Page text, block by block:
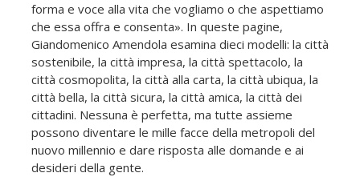
forma e voce alla vita che vogliamo o che aspettiamo
che essa offra e consenta». In queste pagine,
Giandomenico Amendola esamina dieci modelli: la città
sostenibile, la città impresa, la città spettacolo, la
città cosmopolita, la città alla carta, la città ubiqua, la
città bella, la città sicura, la città amica, la città dei
cittadini. Nessuna è perfetta, ma tutte assieme
possono diventare le mille facce della metropoli del
nuovo millennio e dare risposta alle domande e ai
desideri della gente.